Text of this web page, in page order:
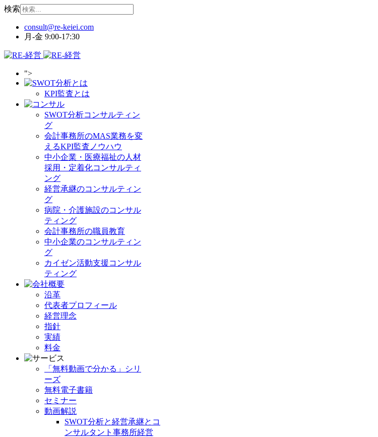
検索
月-金 9:00-17:30
">
KPI監査とは
SWOT分析コンサルティン
グ
会計事務所のMAS業務を変
えるKPI監査ノウハウ
中小企業・医療福祉の人材
採用・定着化コンサルティ
ング
経営承継のコンサルティン
グ
病院・介護施設のコンサル
ティング
会計事務所の職員教育
中小企業のコンサルティン
グ
カイゼン活動支援コンサル
ティング
沿革
代表者プロフィール
経営理念
指針
実績
料金
「無料動画で分かる」シリ
ーズ
無料電子書籍
セミナー
動画解説
SWOT分析と経営承継とコ
ンサルタント事務所経営